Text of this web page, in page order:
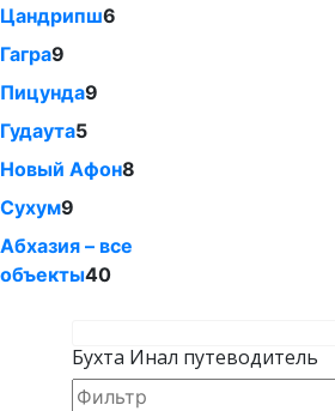
Цандрипш6
Гагра9
Пицунда9
Гудаута5
Новый Афон8
Сухум9
Абхазия – все
объекты40
Бухта Инал путеводитель